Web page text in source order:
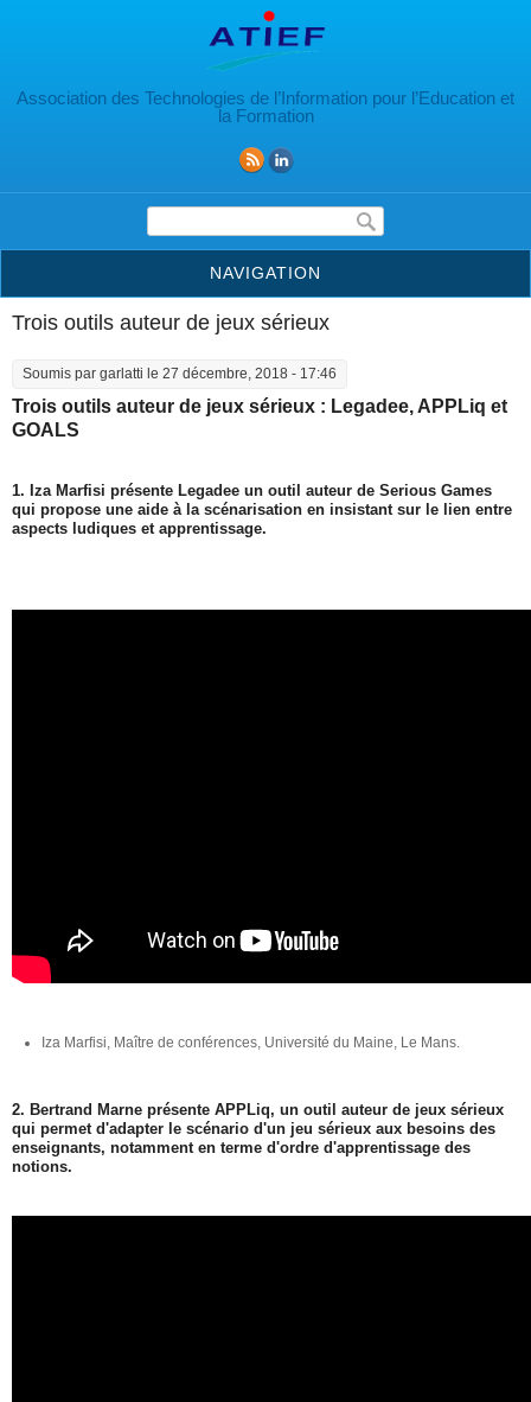
Association des Technologies de l’Information pour l’Education et
la Formation
Formulaire de recherche
NAVIGATION
Trois outils auteur de jeux sérieux
Soumis par garlatti le 27 décembre, 2018 - 17:46
Trois outils auteur de jeux sérieux : Legadee, APPLiq et
GOALS
1. Iza Marfisi présente Legadee un outil auteur de Serious Games
qui propose une aide à la scénarisation en insistant sur le lien entre
aspects ludiques et apprentissage.
Iza Marfisi, Maître de conférences, Université du Maine, Le Mans.
2. Bertrand Marne présente APPLiq, un outil auteur de jeux sérieux
qui permet d'adapter le scénario d'un jeu sérieux aux besoins des
enseignants, notamment en terme d'ordre d'apprentissage des
notions.